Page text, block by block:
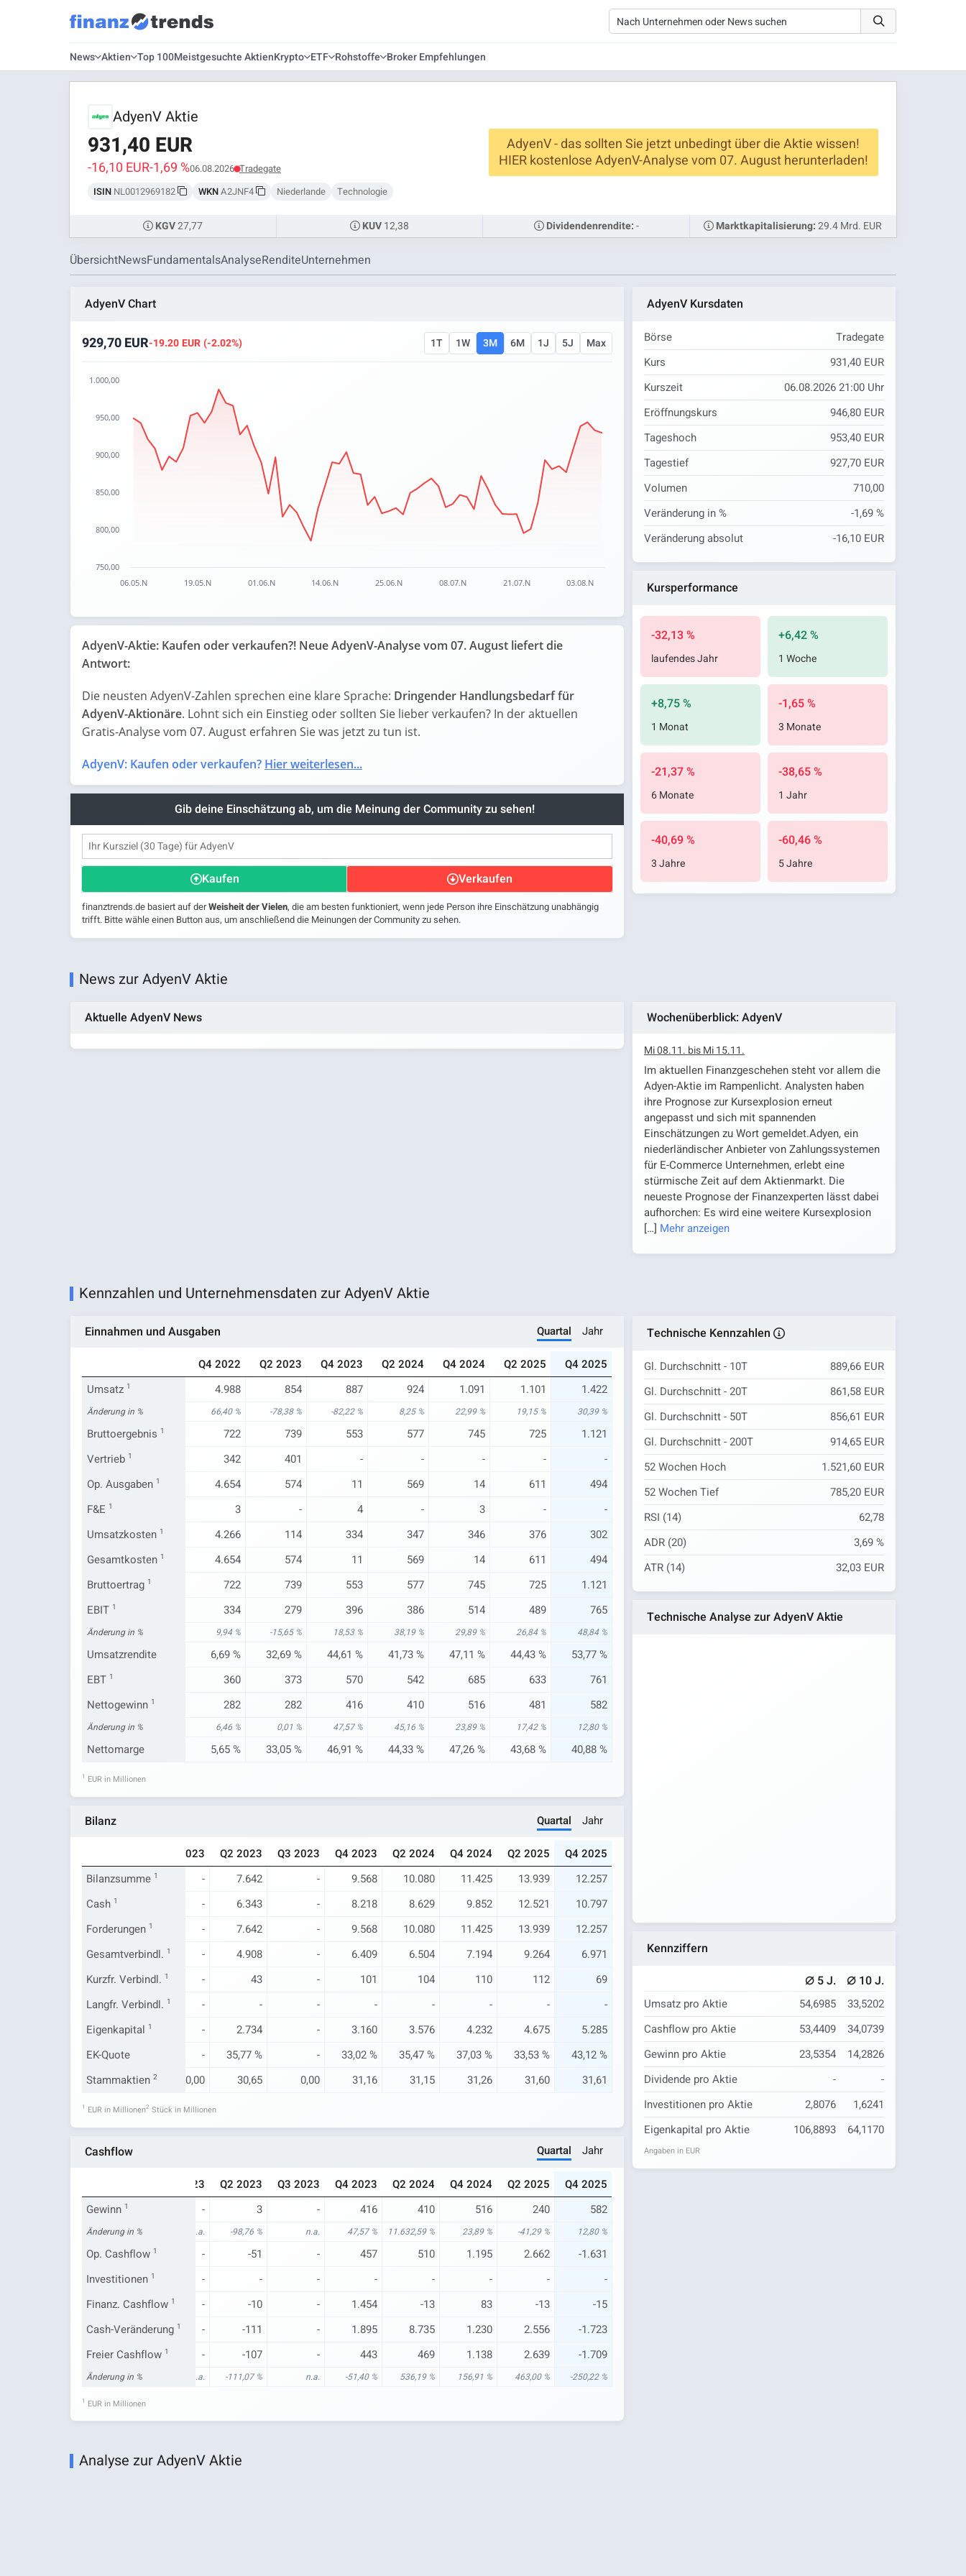
News Aktien Top 100Meistgesuchte AktienKrypto ETF Rohstoffe Broker Empfehlungen
AdyenV Aktie
931,40 EUR
-16,10 EUR-1,69 %06.08.2026 Tradegate
ISIN NL0012969182 WKNA2JNF4 Niederlande Technologie
AdyenV - das sollten Sie jetzt unbedingt über die Aktie wissen!
HIER kostenlose AdyenV-Analyse vom 07. August herunterladen!
KGV27,77 KUV12,38 Dividendenrendite:- Marktkapitalisierung:29.4 Mrd. EUR
ÜbersichtNewsFundamentalsAnalyseRenditeUnternehmen
AdyenV Chart
929,70 EUR-19.20 EUR (-2.02%) 1T 1W 3M 6M 1J 5J Max
Chart with 67 data points.
The chart has 1 X axis displaying categories.
The chart has 1 Y axis displaying values. Data ranges from 785.2 to 987.6.
06.05.N 19.05.N 01.06.N 14.06.N 25.06.N 08.07.N 21.07.N 03.08.N
750,00
800,00
850,00
900,00
950,00
1.000,00
AdyenV-Aktie: Kaufen oder verkaufen?! Neue AdyenV-Analyse vom 07. August liefert die
Antwort:
Die neusten AdyenV-Zahlen sprechen eine klare Sprache: Dringender Handlungsbedarf für
AdyenV-Aktionäre. Lohnt sich ein Einstieg oder sollten Sie lieber verkaufen? In der aktuellen
Gratis-Analyse vom 07. August erfahren Sie was jetzt zu tun ist.
AdyenV: Kaufen oder verkaufen? Hier weiterlesen...
Gib deine Einschätzung ab, um die Meinung der Community zu sehen!
Kaufen Verkaufen
finanztrends.de basiert auf derWeisheit der Vielen, die am besten funktioniert, wenn jede Person ihre Einschätzung unabhängig
trifft. Bitte wähle einen Button aus, um anschließend die Meinungen der Community zu sehen.
AdyenV Kursdaten
Börse
Tradegate
Kurs
931,40 EUR
Kurszeit
06.08.2026 21:00 Uhr
Eröffnungskurs
946,80 EUR
Tageshoch
953,40 EUR
Tagestief
927,70 EUR
Volumen
710,00
Veränderung in %
-1,69 %
Veränderung absolut
-16,10 EUR
Kursperformance
-32,13 %
laufendes Jahr
+6,42 %
1 Woche
+8,75 %
1 Monat
-1,65 %
3 Monate
-21,37 %
6 Monate
-38,65 %
1 Jahr
-40,69 %
3 Jahre
-60,46 %
5 Jahre
News zur AdyenV Aktie
Aktuelle AdyenV News Wochenüberblick: AdyenV
Mi 08.11. bis Mi 15.11.
Im aktuellen Finanzgeschehen steht vor allem die
Adyen-Aktie im Rampenlicht. Analysten haben
ihre Prognose zur Kursexplosion erneut
angepasst und sich mit spannenden
Einschätzungen zu Wort gemeldet.Adyen, ein
niederländischer Anbieter von Zahlungssystemen
für E-Commerce Unternehmen, erlebt eine
stürmische Zeit auf dem Aktienmarkt. Die
neueste Prognose der Finanzexperten lässt dabei
aufhorchen: Es wird eine weitere Kursexplosion
[…] Mehr anzeigen
Kennzahlen und Unternehmensdaten zur AdyenV Aktie
Einnahmen und Ausgaben Quartal Jahr
Q4 2022 Q2 2023 Q4 2023 Q2 2024 Q4 2024 Q2 2025
Q4 2025
Umsatz 1 4.988 854 887 924 1.091 1.101 1.422
Änderung in % 66,40 % -78,38 % -82,22 % 8,25 % 22,99 % 19,15 % 30,39 %
Bruttoergebnis 1 722 739 553 577 745 725
1.121
Vertrieb 1 342 401 - - - -
-
Op. Ausgaben 1 4.654 574 11 569 14 611
494
F&E 1 3 - 4 - 3 -
-
Umsatzkosten 1 4.266 114 334 347 346 376
302
Gesamtkosten 1 4.654 574 11 569 14 611
494
Bruttoertrag 1 722 739 553 577 745 725
1.121
EBIT 1 334 279 396 386 514 489 765
Änderung in % 9,94 % -15,65 % 18,53 % 38,19 % 29,89 % 26,84 % 48,84 %
Umsatzrendite 6,69 % 32,69 % 44,61 % 41,73 % 47,11 % 44,43 %
53,77 %
EBT 1 360 373 570 542 685 633
761
Nettogewinn 1 282 282 416 410 516 481 582
Änderung in % 6,46 % 0,01 % 47,57 % 45,16 % 23,89 % 17,42 % 12,80 %
Nettomarge 5,65 % 33,05 % 46,91 % 44,33 % 47,26 % 43,68 % 40,88 %
1 EUR in Millionen
Bilanz Quartal Jahr
Q1 2023 Q2 2023 Q3 2023 Q4 2023 Q2 2024 Q4 2024 Q2 2025
Q4 2025
Bilanzsumme 1
- 7.616 - 7.642 - 9.568 10.080 11.425 13.939
12.257
Cash 1
- - 6.343 - 8.218 8.629 9.852 12.521
10.797
Forderungen 1
- 7.616 - 7.642 - 9.568 10.080 11.425 13.939
12.257
Gesamtverbindl. 1
- 5.204 - 4.908 - 6.409 6.504 7.194 9.264
6.971
Kurzfr. Verbindl. 1
- 33 - 43 - 101 104 110 112
69
Langfr. Verbindl. 1
- - - - - - - - -
-
Eigenkapital 1
- 2.412 - 2.734 - 3.160 3.576 4.232 4.675
5.285
EK-Quote
- 31,67 % - 35,77 % - 33,02 % 35,47 % 37,03 % 33,53 %
43,12 %
Stammaktien 2
0,00 30,99 0,00 30,65 0,00 31,16 31,15 31,26 31,60 31,61
1 EUR in Millionen2 Stück in Millionen
Cashflow Quartal Jahr
Q1 2023 Q2 2023 Q3 2023 Q4 2023 Q2 2024 Q4 2024 Q2 2025
Q4 2025
Gewinn 1
- - 3 - 416 410 516 240 582
Änderung in %
n.a. -2,90 % n.a. -98,76 % n.a. 47,57 % 11.632,59 % 23,89 % -41,29 % 12,80 %
Op. Cashflow 1
- 1.010 - -51 - 457 510 1.195 2.662
-1.631
Investitionen 1
- 6 - - - - - - -
-
Finanz. Cashflow 1
- -12 - -10 - 1.454 -13 83 -13
-15
Cash-Veränderung 1
- 1.906 - -111 - 1.895 8.735 1.230 2.556
-1.723
Freier Cashflow 1
- 911 - -107 - 443 469 1.138 2.639 -1.709
Änderung in %
n.a. 3,23 % n.a. -111,07 % n.a. -51,40 % 536,19 % 156,91 % 463,00 % -250,22 %
1 EUR in Millionen
Technische Kennzahlen
Gl. Durchschnitt - 10T
889,66 EUR
Gl. Durchschnitt - 20T
861,58 EUR
Gl. Durchschnitt - 50T
856,61 EUR
Gl. Durchschnitt - 200T
914,65 EUR
52 Wochen Hoch
1.521,60 EUR
52 Wochen Tief
785,20 EUR
RSI (14)
62,78
ADR (20)
3,69 %
ATR (14)
32,03 EUR
Technische Analyse zur AdyenV Aktie
Kennziffern
⌀ 5 J. ⌀ 10 J.
Umsatz pro Aktie 54,6985
33,5202
Cashflow pro Aktie
53,4409
34,0739
Gewinn pro Aktie
23,5354
14,2826
Dividende pro Aktie
-
-
Investitionen pro Aktie
2,8076
1,6241
Eigenkapital pro Aktie
106,8893 64,1170
Angaben in EUR
Analyse zur AdyenV Aktie